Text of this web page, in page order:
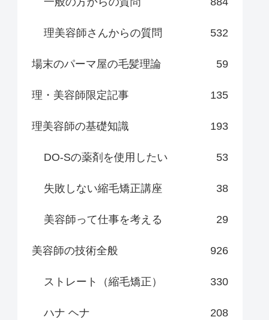
理美容師さんからの質問 532
場末のパーマ屋の毛髪理論 59
理・美容師限定記事 135
理美容師の基礎知識 193
DO-Sの薬剤を使用したい 53
失敗しない縮毛矯正講座 38
美容師って仕事を考える 29
美容師の技術全般 926
ストレート（縮毛矯正） 330
ハナ ヘナ 208